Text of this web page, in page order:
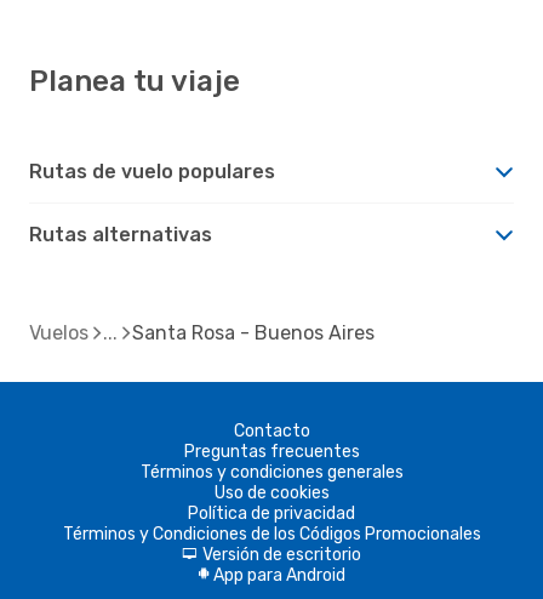
Planea tu viaje
Rutas de vuelo populares
Rutas alternativas
Vuelos Santa Rosa - Buenos Aires
Contacto
Preguntas frecuentes
Términos y condiciones generales
Uso de cookies
Política de privacidad
Términos y Condiciones de los Códigos Promocionales
d Versión de escritorio
A App para Android